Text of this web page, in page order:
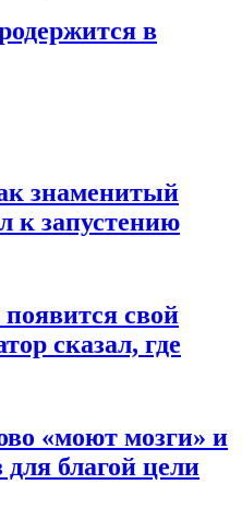
в
знаменитый
к запустению
свой
сказал, где
«моют мозги» и
благой цели